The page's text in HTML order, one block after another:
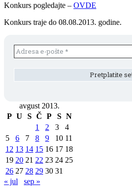
Konkurs pogledajte – OVDE
Konkurs traje do 08.08.2013. godine.
avgust 2013.
P U S Č P S N
1
2 3
4
5
6 7 8 9 10 11
12 13 14 15 16 17 18
19 20 21 22 23 24 25
26 27 28 29 30 31
« jul
sep »